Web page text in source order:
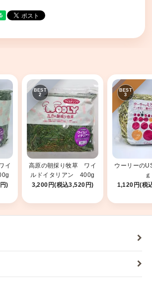
イ
)
高原の朝採り牧草 ワイ
ルドイタリアン 400g
2026
3,200円(税込3,520円)
ウーリーの
ｇ
1,120円(税